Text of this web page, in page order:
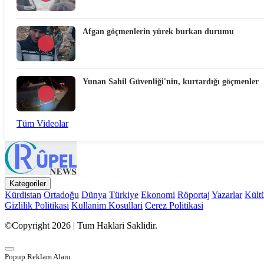
Afgan göçmenlerin yürek burkan durumu
Yunan Sahil Güvenliği'nin, kurtardığı göçmenler
Tüm Videolar
Kategoriler
Kürdistan Ortadoğu Dünya Türkiye Ekonomi Röportaj Yazarlar
Gizlilik Politikasi Kullanim Kosullari Cerez Politikasi
©Copyright 2026 | Tum Haklari Saklidir.
Popup Reklam Alanı